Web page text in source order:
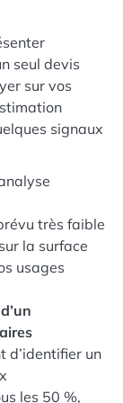
seul devis
sur vos
signaux
très faible
la surface
usages
d’identifier un
les 50 %,